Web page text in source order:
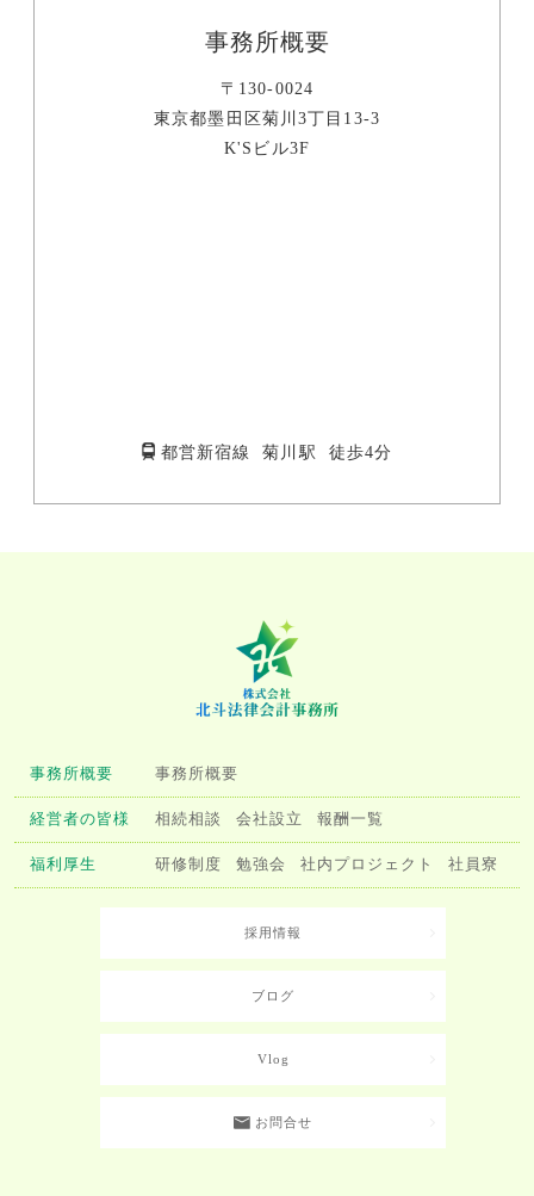
事務所概要
〒130-0024
東京都墨田区菊川3丁目13-3
K'Sビル3F
都営新宿線 菊川駅 徒歩4分
事務所概要 事務所概要
経営者の皆様 相続相談 会社設立 報酬一覧
福利厚生 研修制度 勉強会 社内プロジェクト 社員寮
採用情報
ブログ
Vlog
お問合せ